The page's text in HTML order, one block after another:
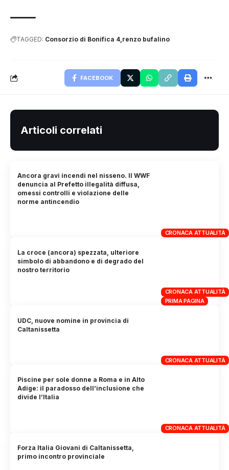
TAGGED: Consorzio di Bonifica 4 renzo bufalino
FACEBOOK
Articoli correlati
CRONACA ATTUALITÀ
Ancora gravi incendi nel nisseno. Il WWF
denuncia al Prefetto illegalità diffusa,
omessi controlli e violazione delle
norme antincendio
CRONACA ATTUALITÀ
PRIMA PAGINA
La croce (ancora) spezzata, ulteriore
simbolo di abbandono e di degrado del
nostro territorio
CRONACA ATTUALITÀ
UDC, nuove nomine in provincia di
Caltanissetta
CRONACA ATTUALITÀ
Piscine per sole donne a Roma e in Alto
Adige: il paradosso dell’inclusione che
divide l’Italia
Forza Italia Giovani di Caltanissetta,
primo incontro provinciale